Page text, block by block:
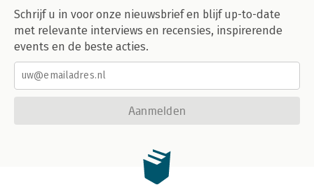
Schrijf u in voor onze nieuwsbrief en blijf up-to-date
met relevante interviews en recensies, inspirerende
events en de beste acties.
Aanmelden